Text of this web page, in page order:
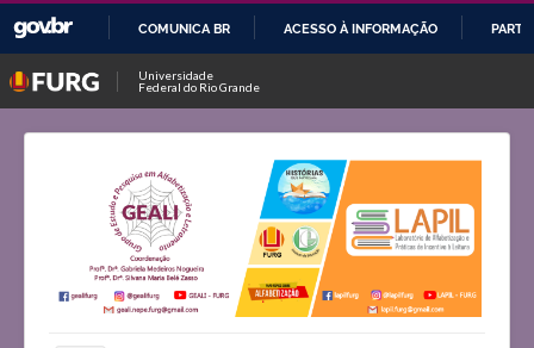
O
CONTEÚDO
COMUNICA BR ACESSO À INFORMAÇÃO
Universidade
Federal do Rio Grande